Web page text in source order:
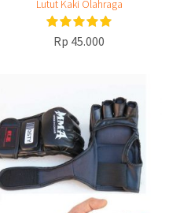
Lutut Kaki Olahraga
Rp 45.000